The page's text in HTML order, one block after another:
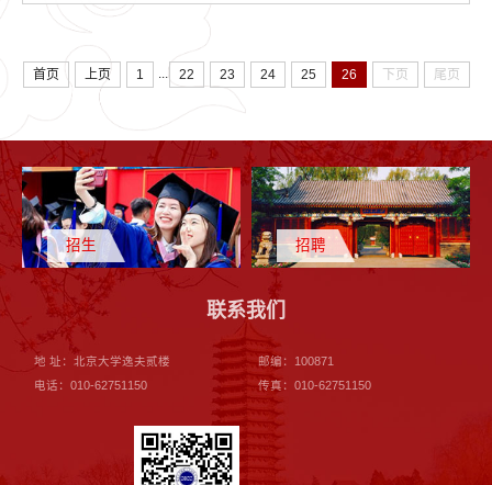
首页 上页 1 ... 22 23 24 25 26 下页 尾页
招生 招聘
联系我们
地 址：北京大学逸夫贰楼
邮编：100871
电话：010-62751150
传真：010-62751150